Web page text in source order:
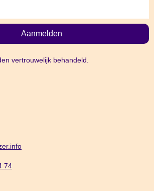
Aanmelden
vertrouwelijk behandeld.
74